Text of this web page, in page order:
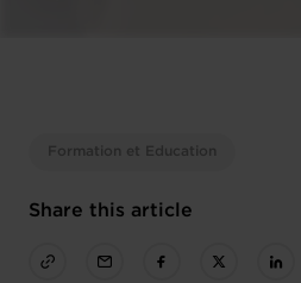
Formation et Education
Share this article